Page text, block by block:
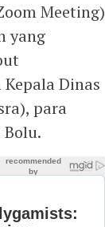
Meeting)
yang
Dinas
para